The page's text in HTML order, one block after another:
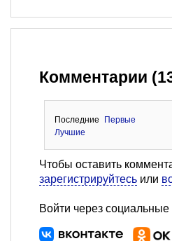
Комментарии
Последние
Первые
Лучшие
Чтобы оставить
зарегистрируйтесь или
Войти через социальные